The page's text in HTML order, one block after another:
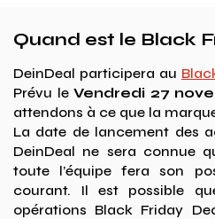
Quand est le Black
DeinDeal participera au
Prévu leVendredi 27
attendons à ce que la
La date de lancement des
DeinDeal ne sera connue
toute l’équipe fera son
courant. Il est possible
opérations Black Friday